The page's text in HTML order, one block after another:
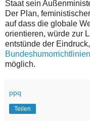
Staat sein
Der Plan,
auf dass die globale
orientieren, würde zur
entstünde der
möglich.
ppq
Teilen